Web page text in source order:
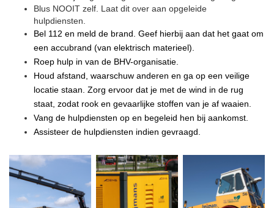
Blus NOOIT zelf. Laat dit over aan opgeleide
hulpdiensten.
Bel 112 en meld de brand. Geef hierbij aan dat het gaat om
een accubrand (van elektrisch materieel).
Roep hulp in van de BHV-organisatie.
Houd afstand, waarschuw anderen en ga op een veilige
locatie staan. Zorg ervoor dat je met de wind in de rug
staat, zodat rook en gevaarlijke stoffen van je af waaien.
Vang de hulpdiensten op en begeleid hen bij aankomst.
Assisteer de hulpdiensten indien gevraagd.